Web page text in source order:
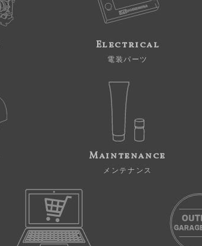
Electrical
電装パーツ
Maintenance
メンテナンス